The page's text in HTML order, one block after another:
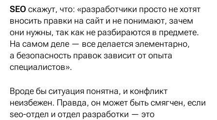
SEO скажут, что: «разработчики просто не хотят
вносить правки на сайт и не понимают, зачем
они нужны, так как не разбираются в предмете.
На самом деле — все делается элементарно,
а безопасность правок зависит от опыта
специалистов».
Вроде бы ситуация понятна, и конфликт
неизбежен. Правда, он может быть смягчен, если
seo-отдел и отдел разработки — это